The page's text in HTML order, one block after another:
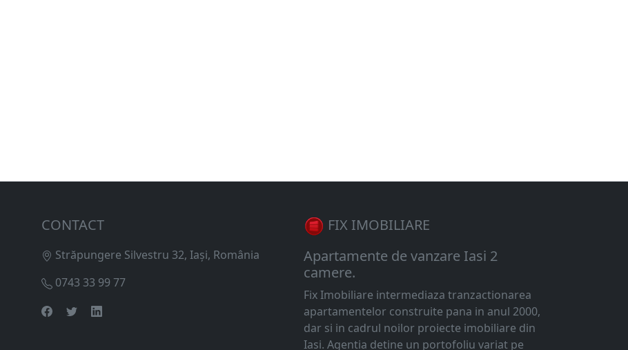
CONTACT
Străpungere Silvestru 32, Iași, România
0743 33 99 77
FIX IMOBILIARE
Apartamente de vanzare Iasi 2
camere.
Fix Imobiliare intermediaza tranzactionarea
apartamentelor construite pana in anul 2000,
dar si in cadrul noilor proiecte imobiliare din
Iasi. Agentia detine un portofoliu variat pe